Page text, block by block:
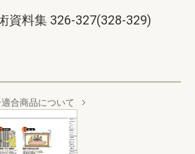
資料集 326-327(328-329)
合商品について